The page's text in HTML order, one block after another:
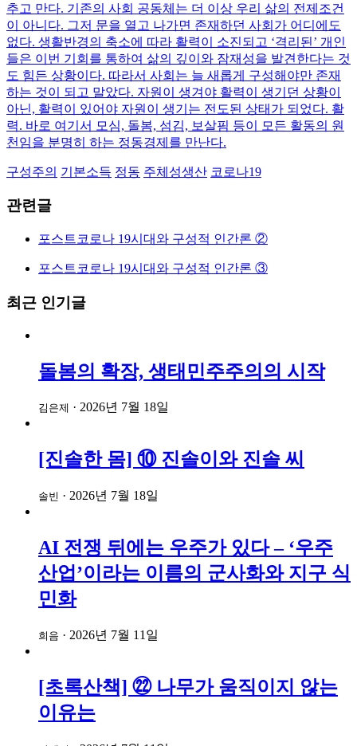
추고 만다. 기존의 사회 공동체는 더 이상 우리 삶의 전제조건
이 아니다. 그저 문을 열고 나가면 존재하던 사회가 어디에도
없다. 생활반경의 축소에 따라 활력이 소진되고 ‘격리된’ 개인
들은 이번 기회를 통하여 삶의 깊이와 잠재성을 발견한다는 것
도 힘든 상황이다. 따라서 사회는 늘 새롭게 구성해야만 존재
하는 것이 되고 말았다. 자원이 생겨야 활력이 생기던 상황이
아닌, 활력이 있어야 자원이 생기는 전도된 상태가 되었다. 활
력. 바로 여기서 모심, 돌봄, 섬김, 보살핌 등이 모든 활동의 원
천임을 분명히 하는 정동경제를 만난다.
구성주의 기본소득 정동 주체성생산 코로나19
관련글
포스트코로나 19시대와 구성적 인간론 ②
포스트코로나 19시대와 구성적 인간론 ③
최근 인기글
돌봄의 확장, 생태민주주의의 시작
김은제 · 2026년 7월 18일
[진솔한 몸] ⑩ 진솔이와 진솔 씨
솔빈 · 2026년 7월 18일
AI 전쟁 뒤에는 우주가 있다 – ‘우주
산업’이라는 이름의 군사화와 지구 식
민화
희음 · 2026년 7월 11일
[초록산책] ㉒ 나무가 움직이지 않는
이유는